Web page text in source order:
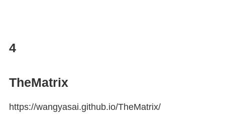
4
TheMatrix
https://wangyasai.github.io/TheMatrix/